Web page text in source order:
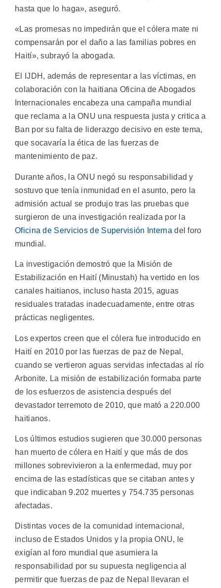
hasta que lo haga», aseguró.
«Las promesas no impedirán que el cólera mate ni
compensarán por el daño a las familias pobres en
Haití», subrayó la abogada.
El IJDH, además de representar a las víctimas, en
colaboración con la haitiana Oficina de Abogados
Internacionales encabeza una campaña mundial
que reclama a la ONU una respuesta justa y critica a
Ban por su falta de liderazgo decisivo en este tema,
que socavaría la ética de las fuerzas de
mantenimiento de paz.
Durante años, la ONU negó su responsabilidad y
sostuvo que tenía inmunidad en el asunto, pero la
admisión actual se produjo tras las pruebas que
surgieron de una investigación realizada por la
Oficina de Servicios de Supervisión Interna del foro
mundial.
La investigación demostró que la Misión de
Estabilización en Haití (Minustah) ha vertido en los
canales haitianos, incluso hasta 2015, aguas
residuales tratadas inadecuadamente, entre otras
prácticas negligentes.
Los expertos creen que el cólera fue introducido en
Haití en 2010 por las fuerzas de paz de Nepal,
cuando se vertieron aguas servidas infectadas al río
Arbonite. La misión de estabilización formaba parte
de los esfuerzos de asistencia después del
devastador terremoto de 2010, que mató a 220.000
haitianos.
Los últimos estudios sugieren que 30.000 personas
han muerto de cólera en Haití y que más de dos
millones sobrevivieron a la enfermedad, muy por
encima de las estadísticas que se citaban antes y
que indicaban 9.202 muertes y 754.735 personas
afectadas.
Distintas voces de la comunidad internacional,
incluso de Estados Unidos y la propia ONU, le
exigían al foro mundial que asumiera la
responsabilidad por su supuesta negligencia al
permitir que fuerzas de paz de Nepal llevaran el